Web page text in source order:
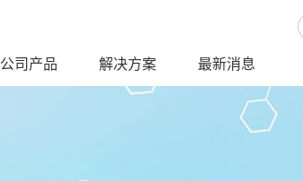
公司产品 解决方案 最新消息